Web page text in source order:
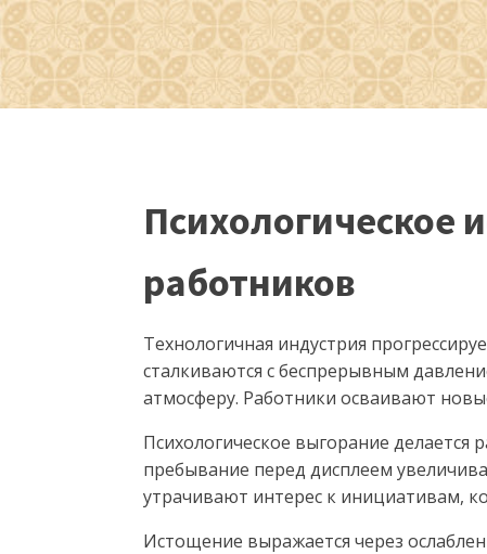
Психологическое
работников
Технологичная индустрия
сталкиваются с беспрерывным
атмосферу. Работники осваивают
Психологическое выгорание
пребывание перед дисплеем
утрачивают интерес к инициативам,
Истощение выражается через